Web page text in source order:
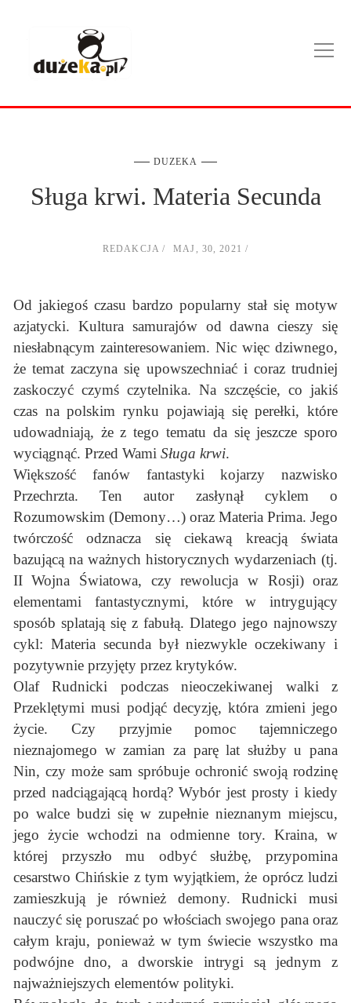
DUZEKA
Sługa krwi. Materia Secunda
REDAKCJA MAJ, 30, 2021
Od jakiegoś czasu bardzo popularny stał się motyw
azjatycki. Kultura samurajów od dawna cieszy się
niesłabnącym zainteresowaniem. Nic więc dziwnego,
że temat zaczyna się upowszechniać i coraz trudniej
zaskoczyć czymś czytelnika. Na szczęście, co jakiś
czas na polskim rynku pojawiają się perełki, które
udowadniają, że z tego tematu da się jeszcze sporo
wyciągnąć. Przed Wami Sługa krwi.
Większość fanów fantastyki kojarzy nazwisko
Przechrzta. Ten autor zasłynął cyklem o
Rozumowskim (Demony…) oraz Materia Prima. Jego
twórczość odznacza się ciekawą kreacją świata
bazującą na ważnych historycznych wydarzeniach (tj.
II Wojna Światowa, czy rewolucja w Rosji) oraz
elementami fantastycznymi, które w intrygujący
sposób splatają się z fabułą. Dlatego jego najnowszy
cykl: Materia secunda był niezwykle oczekiwany i
pozytywnie przyjęty przez krytyków.
Olaf Rudnicki podczas nieoczekiwanej walki z
Przeklętymi musi podjąć decyzję, która zmieni jego
życie. Czy przyjmie pomoc tajemniczego
nieznajomego w zamian za parę lat służby u pana
Nin, czy może sam spróbuje ochronić swoją rodzinę
przed nadciągającą hordą? Wybór jest prosty i kiedy
po walce budzi się w zupełnie nieznanym miejscu,
jego życie wchodzi na odmienne tory. Kraina, w
której przyszło mu odbyć służbę, przypomina
cesarstwo Chińskie z tym wyjątkiem, że oprócz ludzi
zamieszkują je również demony. Rudnicki musi
nauczyć się poruszać po włościach swojego pana oraz
całym kraju, ponieważ w tym świecie wszystko ma
podwójne dno, a dworskie intrygi są jednym z
najważniejszych elementów polityki.